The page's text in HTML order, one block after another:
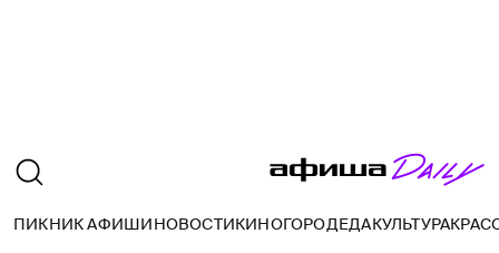
ПИКНИК АФИШИНОВОСТИКИНОГОРОДЕДАКУЛЬТУРА